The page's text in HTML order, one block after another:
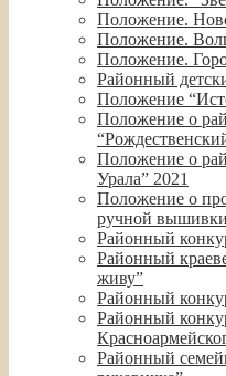
Положение.
Положение.
Положение.
Районный
Положение
Положение о
Положение о
Урала” 2021
Положение о
ручной
Районный
Районный
живу”
Районный
Районный
Районный